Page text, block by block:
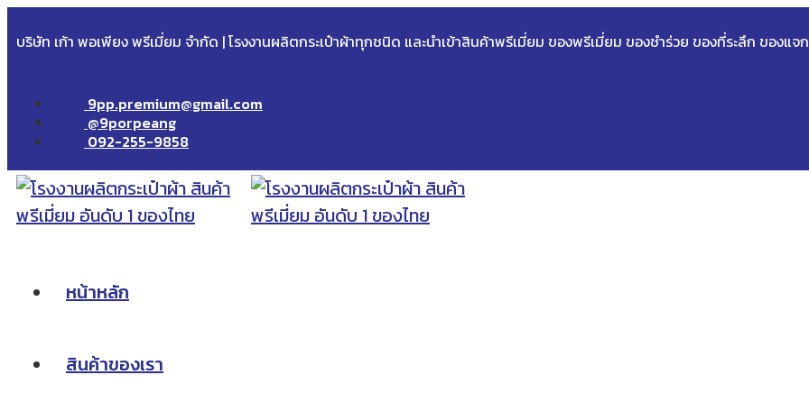
บริษัท เก้า พอเพียง พรีเมี่ยม จำกัด | โรงงานผลิตกระเป๋าผ้าทุกชนิด และนำเข้าสินค้าพรีเมี่ยม ของพรีเมี่ยม ของชำร่วย ของที่ระลึก ของแจก
9pp.premium@gmail.com
@9porpeang
092-255-9858
หน้าหลัก
สินค้าของเรา